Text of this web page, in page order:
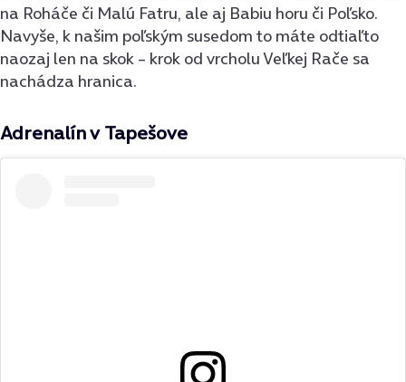
na Roháče či Malú Fatru, ale aj Babiu horu či Poľsko.
Navyše, k našim poľským susedom to máte odtiaľto
naozaj len na skok – krok od vrcholu Veľkej Rače sa
nachádza hranica.
Adrenalín v Tapešove